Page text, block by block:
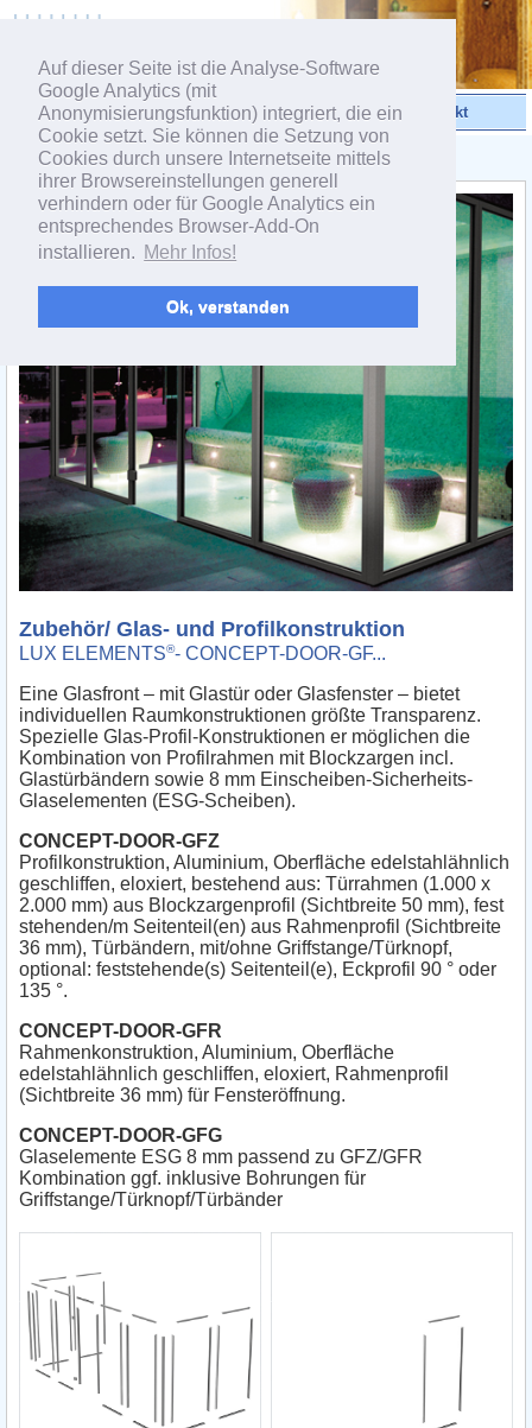
Auf dieser Seite ist die Analyse-Software
Google Analytics (mit
Anonymisierungsfunktion) integriert, die ein
Cookie setzt. Sie können die Setzung von
Cookies durch unsere Internetseite mittels
ihrer Browsereinstellungen generell
verhindern oder für Google Analytics ein
entsprechendes Browser-Add-On
installieren. Mehr Infos!
Ok, verstanden
Videos Produkte Kontakt
< Produktgruppe CONCEPT
Zubehör/ Glas- und Profilkonstruktion
LUX ELEMENTS®- CONCEPT-DOOR-GF...
Eine Glasfront – mit Glastür oder Glasfenster – bietet
individuellen Raumkonstruktionen größte Transparenz.
Spezielle Glas-Profil-Konstruktionen er möglichen die
Kombination von Profilrahmen mit Blockzargen incl.
Glastürbändern sowie 8 mm Einscheiben-Sicherheits-
Glaselementen (ESG-Scheiben).
CONCEPT-DOOR-GFZ
Profilkonstruktion, Aluminium, Oberfläche edelstahlähnlich
geschliffen, eloxiert, bestehend aus: Türrahmen (1.000 x
2.000 mm) aus Blockzargenprofil (Sichtbreite 50 mm), fest
stehenden/m Seitenteil(en) aus Rahmenprofil (Sichtbreite
36 mm), Türbändern, mit/ohne Griffstange/Türknopf,
optional: feststehende(s) Seitenteil(e), Eckprofil 90 ° oder
135 °.
CONCEPT-DOOR-GFR
Rahmenkonstruktion, Aluminium, Oberfläche
edelstahlähnlich geschliffen, eloxiert, Rahmenprofil
(Sichtbreite 36 mm) für Fensteröffnung.
CONCEPT-DOOR-GFG
Glaselemente ESG 8 mm passend zu GFZ/GFR
Kombination ggf. inklusive Bohrungen für
Griffstange/Türknopf/Türbänder
powered by webEdition CMS